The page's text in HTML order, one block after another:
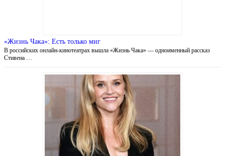
«Жизнь Чака»: Есть только миг
В российских онлайн-кинотеатрах вышла «Жизнь Чака» — одноименный рассказ
Стивена …